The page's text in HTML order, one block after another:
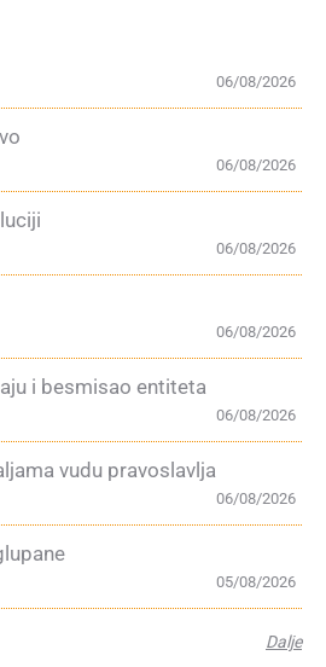
06/08/2026
06/08/2026
06/08/2026
06/08/2026
i besmisao entiteta
06/08/2026
vudu pravoslavlja
06/08/2026
05/08/2026
Dalje